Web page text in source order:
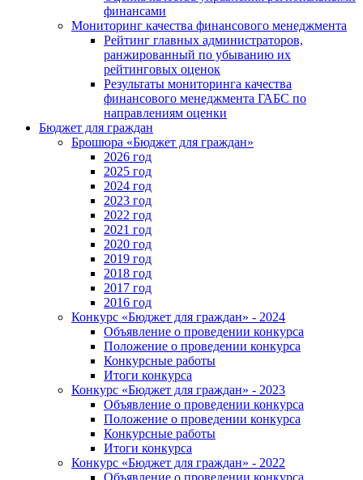
финансами
Мониторинг качества финансового менеджмента
Рейтинг главных администраторов,
ранжированный по убыванию их
рейтинговых оценок
Результаты мониторинга качества
финансового менеджмента ГАБС по
направлениям оценки
Бюджет для граждан
Брошюра «Бюджет для граждан»
2026 год
2025 год
2024 год
2023 год
2022 год
2021 год
2020 год
2019 год
2018 год
2017 год
2016 год
Конкурс «Бюджет для граждан» - 2024
Объявление о проведении конкурса
Положение о проведении конкурса
Конкурсные работы
Итоги конкурса
Конкурс «Бюджет для граждан» - 2023
Объявление о проведении конкурса
Положение о проведении конкурса
Конкурсные работы
Итоги конкурса
Конкурс «Бюджет для граждан» - 2022
Объявление о проведении конкурса